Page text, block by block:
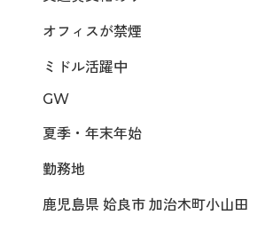
オフィスが禁煙
ミドル活躍中
GW
夏季・年末年始
勤務地
鹿児島県 姶良市 加治木町小山田